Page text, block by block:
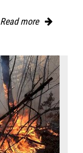
Read more